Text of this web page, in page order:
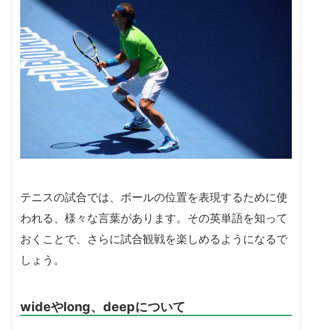
テニスの試合では、ボールの位置を表現するために使
われる、様々な言葉があります。その英単語を知って
おくことで、さらに試合観戦を楽しめるようになるで
しょう。
wideやlong、deepについて